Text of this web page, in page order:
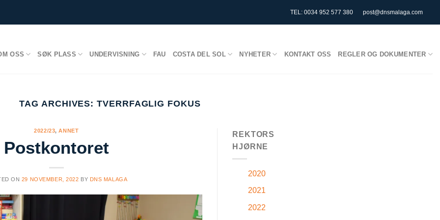
TEL: 0034 952 577 380 post@dnsmalaga.com
OSS SØK PLASS UNDERVISNING FAU COSTA DEL SOL NYHETER KONTAKT OSS REGLER OG DOKUMENTER
TAG ARCHIVES:TVERRFAGLIG FOKUS
2022/23,ANNET
Postkontoret
ON 29 NOVEMBER, 2022 BY DNS MALAGA
REKTORS
HJØRNE
2020
2021
2022